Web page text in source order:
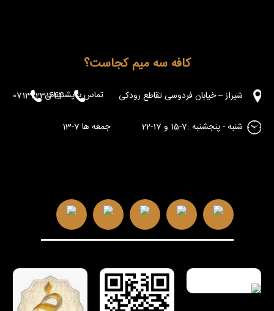
تماس با پشتیبانی
کافه سه میم کجاست؟
شیراز – خیابان فردوسی تقاطع رودکی 07132231644
شنبه - پنجشنبه :7-15 و 17-22 جمعه ها 7-13